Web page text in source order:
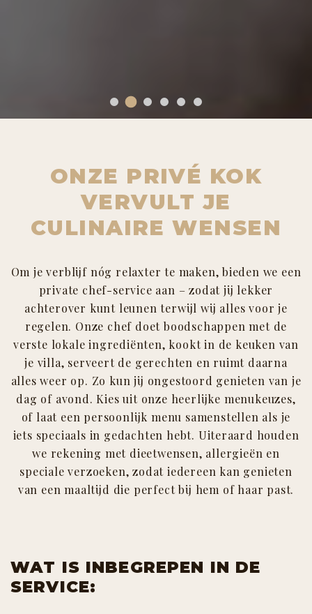
ONZE PRIVÉ KOK
VERVULT JE
CULINAIRE WENSEN
Om je verblijf nóg relaxter te maken, bieden we een
private chef-service aan – zodat jij lekker
achterover kunt leunen terwijl wij alles voor je
regelen. Onze chef doet boodschappen met de
verste lokale ingrediënten, kookt in de keuken van
je villa, serveert de gerechten en ruimt daarna
alles weer op. Zo kun jij ongestoord genieten van je
dag of avond. Kies uit onze heerlijke menukeuzes,
of laat een persoonlijk menu samenstellen als je
iets speciaals in gedachten hebt. Uiteraard houden
we rekening met dieetwensen, allergieën en
speciale verzoeken, zodat iedereen kan genieten
van een maaltijd die perfect bij hem of haar past.
WAT IS INBEGREPEN IN DE
SERVICE: